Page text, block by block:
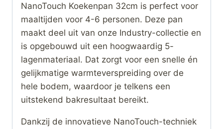
NanoTouch Koekenpan 32cm is perfect voor
maaltijden voor 4-6 personen. Deze pan
maakt deel uit van onze Industry-collectie en
is opgebouwd uit een hoogwaardig 5-
lagenmateriaal. Dat zorgt voor een snelle én
gelijkmatige warmteverspreiding over de
hele bodem, waardoor je telkens een
uitstekend bakresultaat bereikt.
Dankzij de innovatieve NanoTouch-techniek